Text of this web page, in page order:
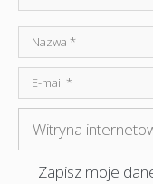
Nazwa
mail
internetowa
Zapisz moje